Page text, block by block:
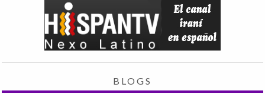
BLOGS